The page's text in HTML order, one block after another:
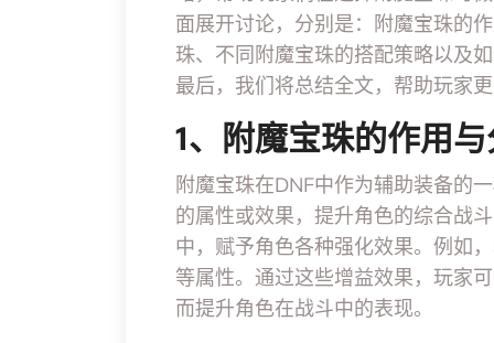
面展开讨论，分别是：附魔宝珠的
珠、不同附魔宝珠的搭配策略以及
最后，我们将总结全文，帮助玩家
1、附魔宝珠的作用
附魔宝珠在DNF中作为辅助装备的
的属性或效果，提升角色的综合战
中，赋予角色各种强化效果。例如
等属性。通过这些增益效果，玩家
而提升角色在战斗中的表现。